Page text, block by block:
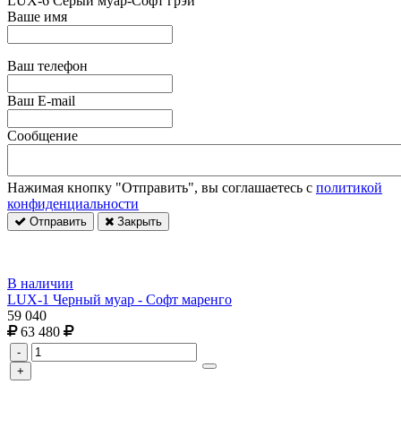
Ваше имя
Ваш телефон
Ваш E-mail
Сообщение
Нажимая кнопку "Отправить", вы соглашаетесь с политикой
конфиденциальности
Отправить Закрыть
В наличии
LUX-1 Черный муар - Софт маренго
59 040
63 480
-
+